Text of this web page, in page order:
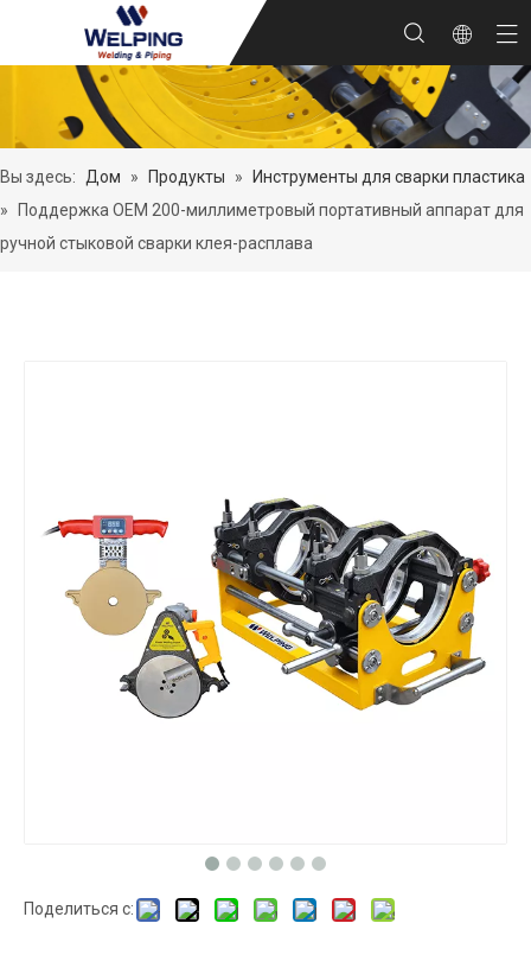
Вы здесь: Дом » Продукты »
Инструменты для сварки пластика
»
Поддержка OEM 200-миллиметровый портативный аппарат для
ручной стыковой сварки клея-расплава
Поделиться с: